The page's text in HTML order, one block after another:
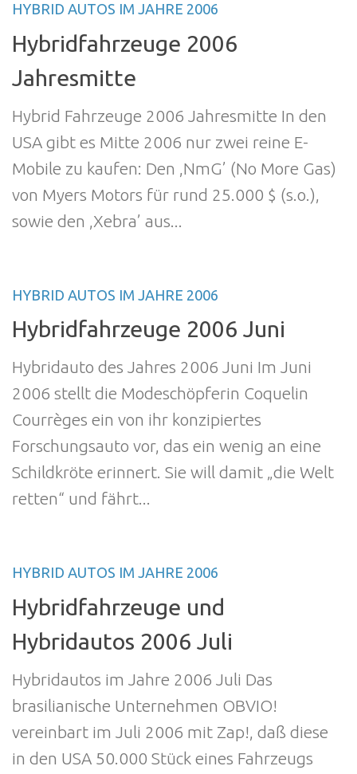
HYBRID AUTOS IM JAHRE 2006
Hybridfahrzeuge 2006
Jahresmitte
Hybrid Fahrzeuge 2006 Jahresmitte In den
USA gibt es Mitte 2006 nur zwei reine E-
Mobile zu kaufen: Den ,NmG’ (No More Gas)
von Myers Motors für rund 25.000 $ (s.o.),
sowie den ,Xebra’ aus...
HYBRID AUTOS IM JAHRE 2006
Hybridfahrzeuge 2006 Juni
Hybridauto des Jahres 2006 Juni Im Juni
2006 stellt die Modeschöpferin Coquelin
Courrèges ein von ihr konzipiertes
Forschungsauto vor, das ein wenig an eine
Schildkröte erinnert. Sie will damit „die Welt
retten“ und fährt...
HYBRID AUTOS IM JAHRE 2006
Hybridfahrzeuge und
Hybridautos 2006 Juli
Hybridautos im Jahre 2006 Juli Das
brasilianische Unternehmen OBVIO!
vereinbart im Juli 2006 mit Zap!, daß diese
in den USA 50.000 Stück eines Fahrzeugs